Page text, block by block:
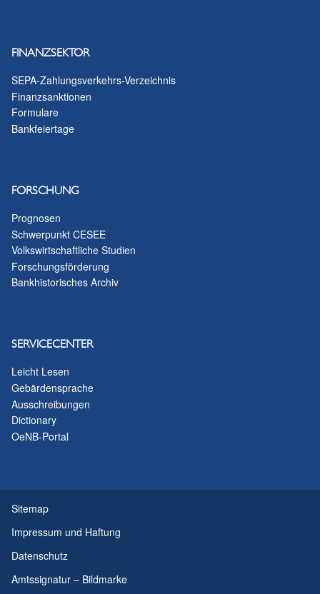
FINANZSEKTOR
SEPA-Zahlungsverkehrs-Verzeichnis
Finanzsanktionen
Formulare
Bankfeiertage
FORSCHUNG
Prognosen
Schwerpunkt CESEE
Volkswirtschaftliche Studien
Forschungsförderung
Bankhistorisches Archiv
SERVICECENTER
Leicht Lesen
Gebärdensprache
Ausschreibungen
Dictionary
OeNB-Portal
Sitemap
Impressum und Haftung
Datenschutz
Amtssignatur – Bildmarke